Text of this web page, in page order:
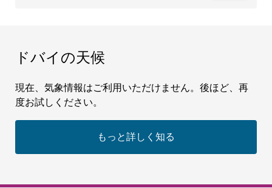
ドバイの天候
現在、気象情報はご利用いただけません。後ほど、再
度お試しください。
もっと詳しく知る